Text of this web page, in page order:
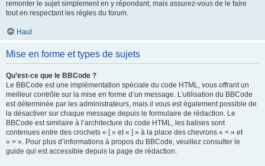
remonter le sujet simplement en y répondant, mais assurez-vous de le faire
tout en respectant les règles du forum.
Haut
Mise en forme et types de sujets
Qu’est-ce que le BBCode ?
Le BBCode est une implémentation spéciale du code HTML, vous offrant un
meilleur contrôle sur la mise en forme d’un message. L’utilisation du BBCode
est déterminée par les administrateurs, mais il vous est également possible de
la désactiver sur chaque message depuis le formulaire de rédaction. Le
BBCode est similaire à l’architecture du code HTML, les balises sont
contenues entre des crochets « [ » et « ] » à la place des chevrons « < » et
« > ». Pour plus d’informations à propos du BBCode, veuillez consulter le
guide qui est accessible depuis la page de rédaction.